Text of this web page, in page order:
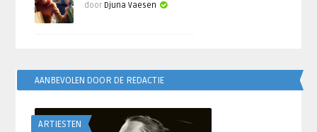
door Djuna Vaesen
AANBEVOLEN DOOR DE REDACTIE
ARTIESTEN